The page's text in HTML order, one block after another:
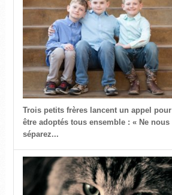
Trois petits frères lancent un appel pour
être adoptés tous ensemble : « Ne nous
séparez...